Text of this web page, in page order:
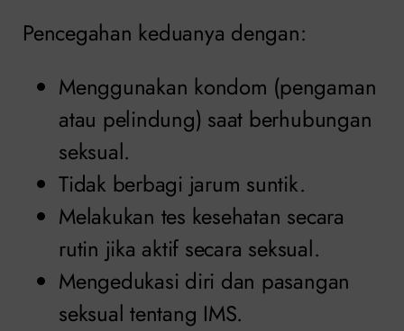
Pencegahan keduanya dengan:
Menggunakan kondom (pengaman
atau pelindung) saat berhubungan
seksual.
Tidak berbagi jarum suntik.
Melakukan tes kesehatan secara
rutin jika aktif secara seksual.
Mengedukasi diri dan pasangan
seksual tentang IMS.